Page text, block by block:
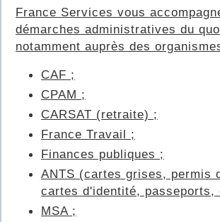
France Services vous
démarches administratives du
notamment auprès des
CAF ;
CPAM ;
CARSAT (retraite) ;
France Travail ;
Finances publiques ;
ANTS (cartes grises, permis
cartes d'identité, passeports,
MSA ;